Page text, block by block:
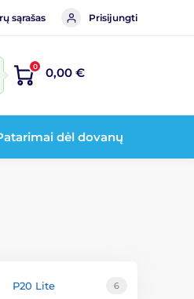
sąrašas Prisijungti
0 0,00 €
dėl dovanų
P20 Lite 6